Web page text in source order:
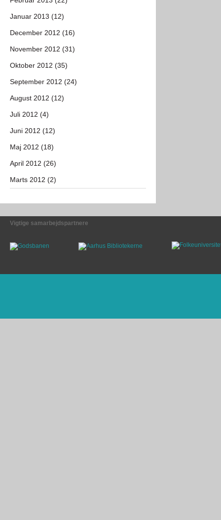
Januar 2013 (12)
December 2012 (16)
November 2012 (31)
Oktober 2012 (35)
September 2012 (24)
August 2012 (12)
Juli 2012 (4)
Juni 2012 (12)
Maj 2012 (18)
April 2012 (26)
Marts 2012 (2)
Vigtige samarbejdspartnere